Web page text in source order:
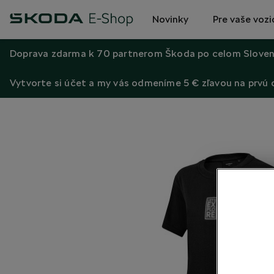
Novinky Pre vaše
Doprava zdarma k 70 partnerom Škoda po celom
Vytvorte si účet a my vás odmeníme 5 € zľavou na